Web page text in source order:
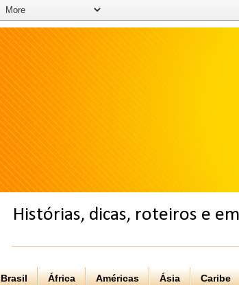
Histórias, dicas, roteiros e
Brasil África Américas Ásia Caribe